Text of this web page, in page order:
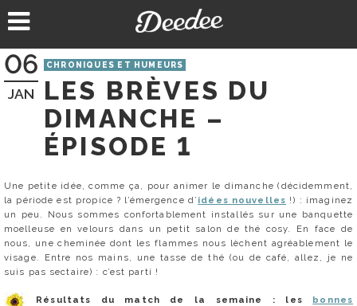
au
06
JAN
CHRONIQUES ET HUMEURS
LES BRÈVES DU
DIMANCHE –
ÉPISODE 1
Une petite idée, comme ça, pour animer le dimanche (décidemment,
la période est propice ? l’émergence d’ idées nouvelles !) : imaginez
un peu. Nous sommes confortablement installés sur une banquette
moelleuse en velours dans un petit salon de thé cosy. En face de
nous, une cheminée dont les flammes nous lèchent agréablement le
visage. Entre nos mains, une tasse de thé (ou de café, allez, je ne
suis pas sectaire) : c’est parti !
Résultats du match de la semaine : les bonnes